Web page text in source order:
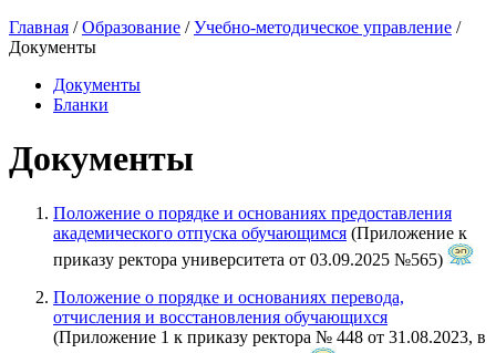
Главная /Образование /Учебно-методическое управление /
Документы
Документы
Бланки
Документы
Положение о порядке и основаниях предоставления
академического отпуска обучающимся (Приложение к
приказу ректора университета от 03.09.2025 №565)
Положение о порядке и основаниях перевода,
отчисления и восстановления обучающихся
(Приложение 1 к приказу ректора № 448 от 31.08.2023, в